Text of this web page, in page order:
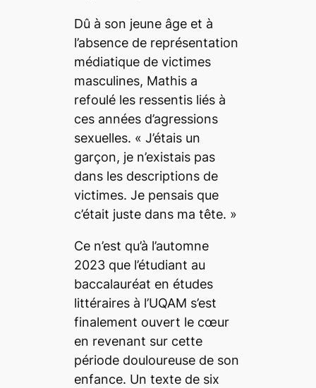
Dû à son jeune âge et à
l’absence de représentation
médiatique de victimes
masculines, Mathis a
refoulé les ressentis liés à
ces années d’agressions
sexuelles. « J’étais un
garçon, je n’existais pas
dans les descriptions de
victimes. Je pensais que
c’était juste dans ma tête. »
Ce n’est qu’à l’automne
2023 que l’étudiant au
baccalauréat en études
littéraires à l’UQAM s’est
finalement ouvert le cœur
en revenant sur cette
période douloureuse de son
enfance. Un texte de six